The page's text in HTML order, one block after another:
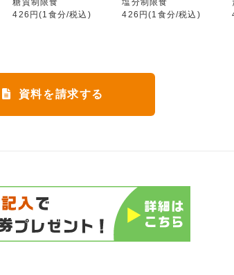
426円(1食分/税込)
426円(1食分/税込)
資料を請求する